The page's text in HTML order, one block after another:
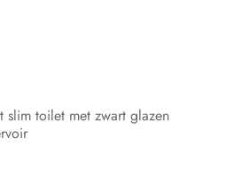
slim toilet met zwart glazen